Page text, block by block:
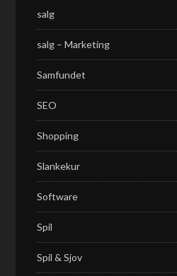
salg
salg – Marketing
Samfundet
SEO
Shopping
Slankekur
Software
Spil
Spil & Sjov